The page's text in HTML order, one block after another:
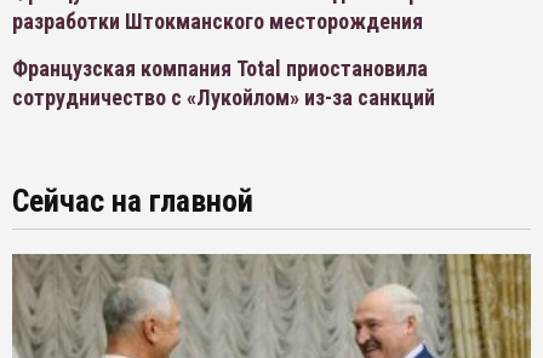
разработки Штокманского месторождения
Французская компания Total приостановила
сотрудничество с «Лукойлом» из-за санкций
Сейчас на главной